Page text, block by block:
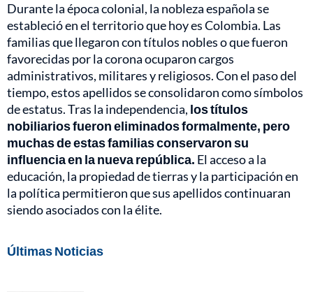
Durante la época colonial, la nobleza española se
estableció en el territorio que hoy es Colombia. Las
familias que llegaron con títulos nobles o que fueron
favorecidas por la corona ocuparon cargos
administrativos, militares y religiosos. Con el paso del
tiempo, estos apellidos se consolidaron como símbolos
de estatus. Tras la independencia, los títulos
nobiliarios fueron eliminados formalmente, pero
muchas de estas familias conservaron su
influencia en la nueva república. El acceso a la
educación, la propiedad de tierras y la participación en
la política permitieron que sus apellidos continuaran
siendo asociados con la élite.
Últimas Noticias